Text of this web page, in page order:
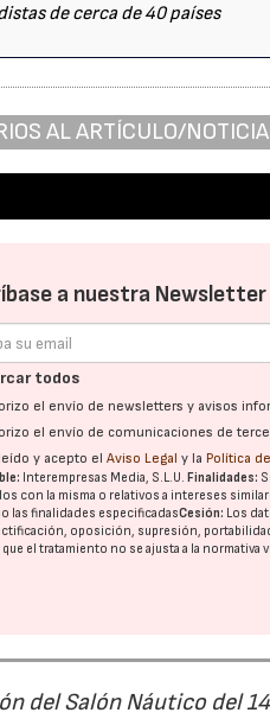
de cerca de 40 países
AL ARTÍCULO/NOTICIA
a nuestra
todos
el envío de newsletters y avisos
el envío de comunicaciones de
y acepto elAviso Legal y la Política
Interempresas Media, S.L.U. Finalidades:
con la misma o relativos a intereses
las finalidades especificadasCesión: Los
oposición, supresión,
el tratamiento no se ajusta a la
del Salón Náutico del